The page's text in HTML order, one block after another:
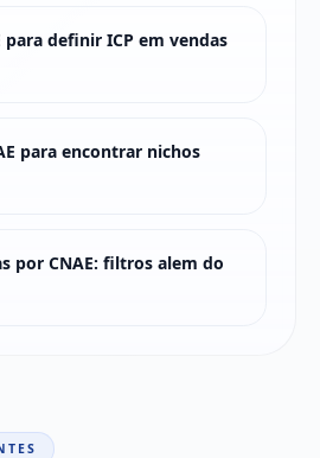
para definir ICP em vendas
para encontrar nichos
por CNAE: filtros alem do